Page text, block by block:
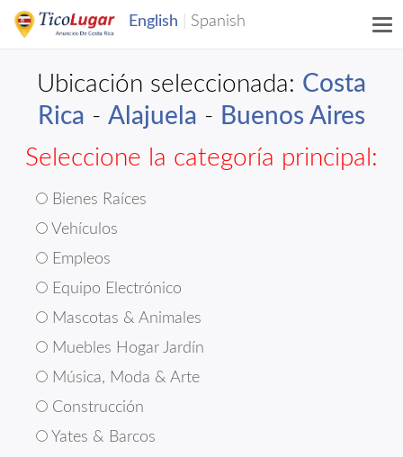
Ubicación seleccionada: Costa
Rica - Alajuela - Buenos Aires
Seleccione la categoría principal:
Bienes Raíces
Vehículos
Empleos
Equipo Electrónico
Mascotas & Animales
Muebles Hogar Jardín
Música, Moda & Arte
Construcción
Yates & Barcos